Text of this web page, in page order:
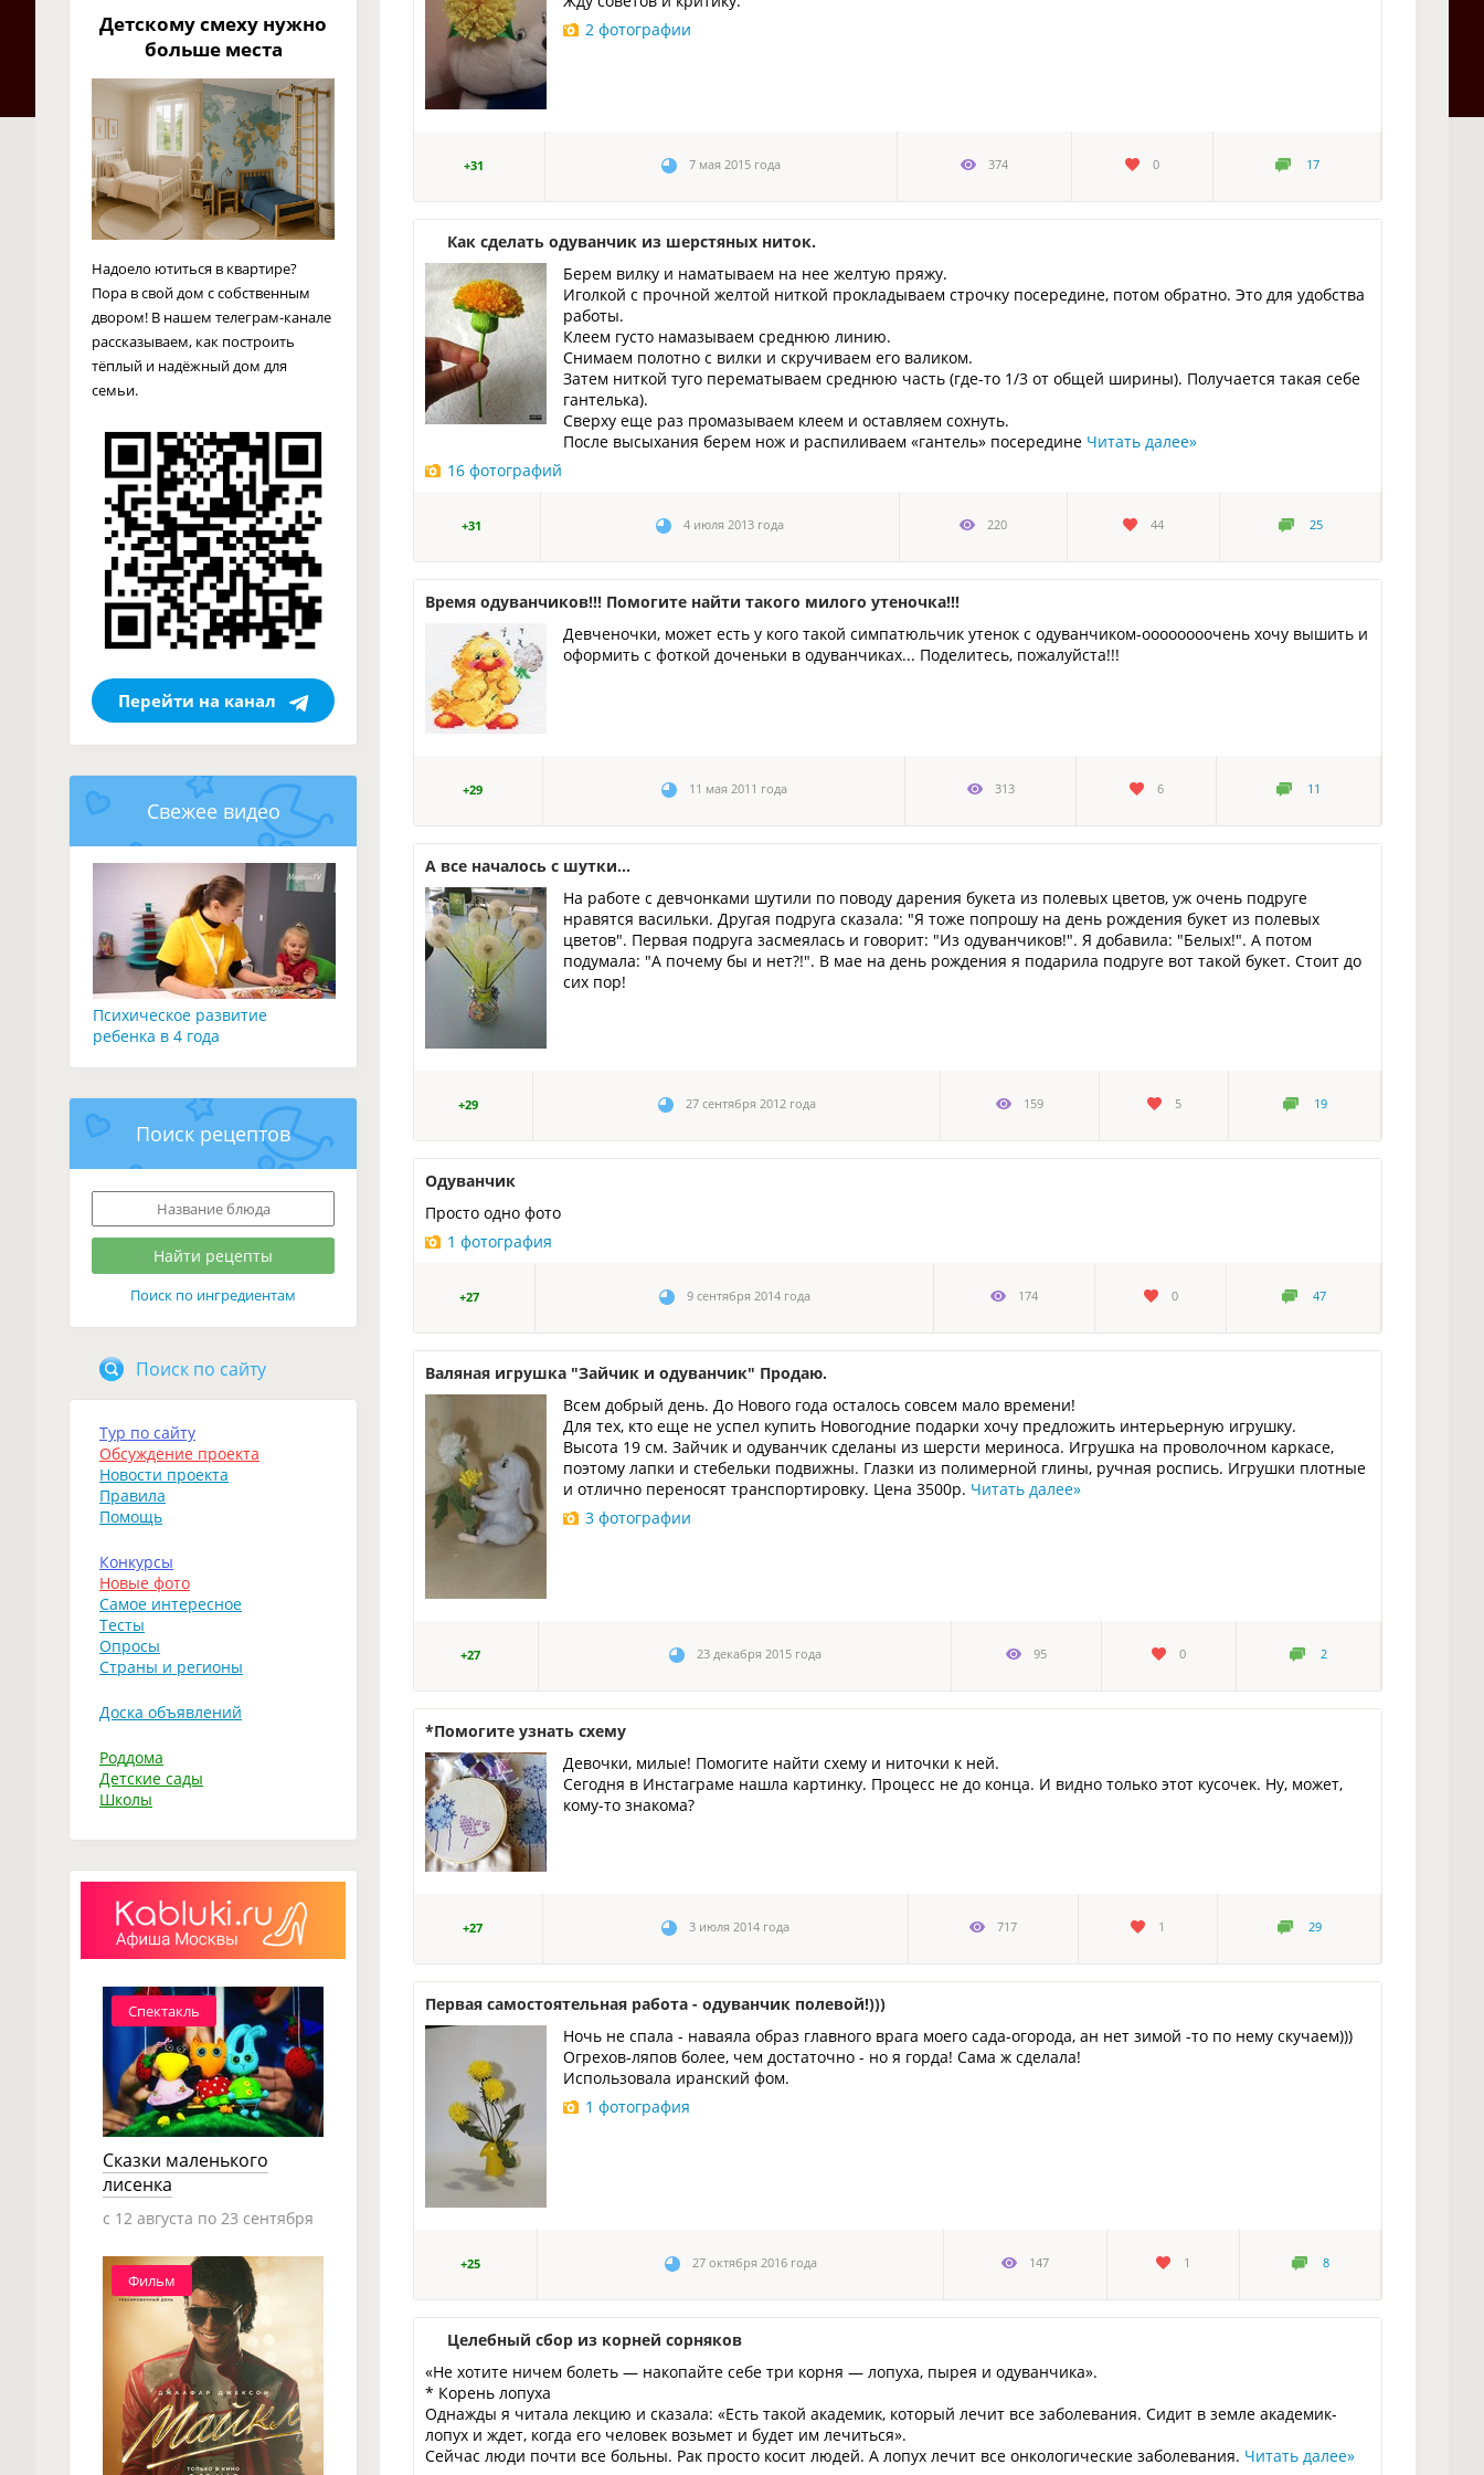
2 фотографии
+31 7 мая 2015 года 374 0 17
Как сделать одуванчик из шерстяных ниток.
Берем вилку и наматываем на нее желтую пряжу.
Иголкой с прочной желтой ниткой прокладываем строчку посередине, потом обратно. Это для удобства
работы.
Клеем густо намазываем среднюю линию.
Снимаем полотно с вилки и скручиваем его валиком.
Затем ниткой туго перематываем среднюю часть (где-то 1/3 от общей ширины). Получается такая себе
гантелька).
Сверху еще раз промазываем клеем и оставляем сохнуть.
После высыхания берем нож и распиливаем «гантель» посередине Читать далее»
16 фотографий
+31 4 июля 2013 года 220 44 25
Время одуванчиков!!! Помогите найти такого милого утеночка!!!
Девченочки, может есть у кого такой симпатюльчик утенок с одуванчиком-оооооооочень хочу вышить и
оформить с фоткой доченьки в одуванчиках... Поделитесь, пожалуйста!!!
+29 11 мая 2011 года 313 6 11
А все началось с шутки...
На работе с девчонками шутили по поводу дарения букета из полевых цветов, уж очень подруге
нравятся васильки. Другая подруга сказала: "Я тоже попрошу на день рождения букет из полевых
цветов". Первая подруга засмеялась и говорит: "Из одуванчиков!". Я добавила: "Белых!". А потом
подумала: "А почему бы и нет?!". В мае на день рождения я подарила подруге вот такой букет. Стоит до
сих пор!
+29 27 сентября 2012 года 159 5 19
Одуванчик
Просто одно фото
1 фотография
+27 9 сентября 2014 года 174 0 47
Валяная игрушка "Зайчик и одуванчик" Продаю.
Всем добрый день. До Нового года осталось совсем мало времени!
Для тех, кто еще не успел купить Новогодние подарки хочу предложить интерьерную игрушку.
Высота 19 см. Зайчик и одуванчик сделаны из шерсти мериноса. Игрушка на проволочном каркасе,
поэтому лапки и стебельки подвижны. Глазки из полимерной глины, ручная роспись. Игрушки плотные
и отлично переносят транспортировку. Цена 3500р. Читать далее»
3 фотографии
+27 23 декабря 2015 года 95 0 2
*Помогите узнать схему
Девочки, милые! Помогите найти схему и ниточки к ней.
Сегодня в Инстаграме нашла картинку. Процесс не до конца. И видно только этот кусочек. Ну, может,
кому-то знакома?
+27 3 июля 2014 года 717 1 29
Первая самостоятельная работа - одуванчик полевой!)))
Ночь не спала - наваяла образ главного врага моего сада-огорода, ан нет зимой -то по нему скучаем)))
Огрехов-ляпов более, чем достаточно - но я горда! Сама ж сделала!
Использовала иранский фом.
1 фотография
+25 27 октября 2016 года 147 1 8
Целебный сбор из корней сорняков
«Не хотите ничем болеть — накопайте себе три корня — лопуха, пырея и одуванчика».
* Корень лопуха
Однажды я читала лекцию и сказала: «Есть такой академик, который лечит все заболевания. Сидит в земле академик-
лопух и ждет, когда его человек возьмет и будет им лечиться».
Сейчас люди почти все больны. Рак просто косит людей. А лопух лечит все онкологические заболевания. Читать далее»
Детскому смеху нужно
больше места
Надоело ютиться в квартире?
Пора в свой дом с собственным
двором! В нашем телеграм-канале
рассказываем, как построить
тёплый и надёжный дом для
семьи.
Перейти на канал
Свежее видео
Психическое развитие
ребенка в 4 года
Поиск рецептов
Поиск по ингредиентам
Поиск по сайту
Тур по сайту
Обсуждение проекта
Новости проекта
Правила
Помощь
Конкурсы
Новые фото
Самое интересное
Тесты
Опросы
Страны и регионы
Доска объявлений
Роддома
Детские сады
Школы
Спектакль
Сказки маленького
лисенка
c 12 августа по 23 сентября
Фильм